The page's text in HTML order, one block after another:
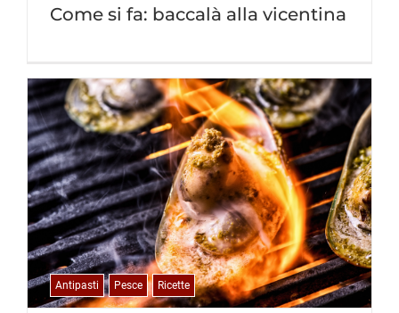
Come si fa: baccalà alla vicentina
Antipasti Pesce Ricette